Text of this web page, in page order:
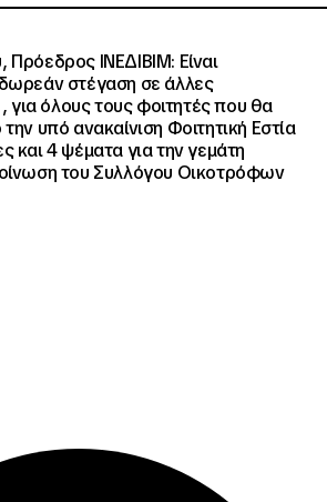
ΙΝΕΔΙΒΙΜ: Είναι
στέγαση σε άλλες
, για όλους τους φοιτητές που θα
υπό ανακαίνιση Φοιτητική Εστία
και 4 ψέματα για την γεμάτη
του Συλλόγου Οικοτρόφων